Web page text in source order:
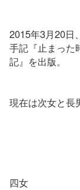
2015年3月20日
手記『止まった
記』を出版。
現在は次女と長
四女